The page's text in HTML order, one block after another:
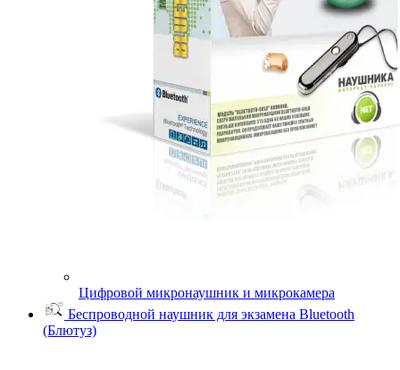
Цифровой микронаушник и микрокамера
Беспроводной наушник для экзамена Bluetooth
(Блютуз)